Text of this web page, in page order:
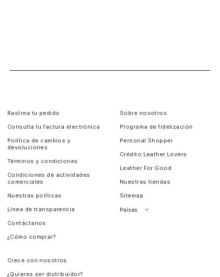
Rastrea tu pedido
Consulta tu factura electrónica
Política de cambios y
devoluciones
Términos y condiciones
Condiciones de actividades
comerciales
Nuestras políticas
Línea de transparencia
Contáctanos
¿Cómo comprar?
Sobre nosotros
Programa de fidelización
Personal Shopper
Crédito Leather Lovers
Leather For Good
Nuestras tiendas
Sitemap
Países
Crece con nosotros
¿Quieres ser distribuidor?